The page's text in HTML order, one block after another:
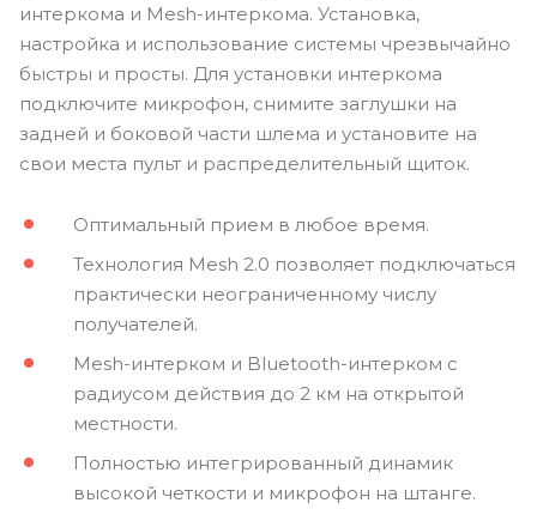
интеркома и Mesh-интеркома. Установка,
настройка и использование системы чрезвычайно
быстры и просты. Для установки интеркома
подключите микрофон, снимите заглушки на
задней и боковой части шлема и установите на
свои места пульт и распределительный щиток.
Оптимальный прием в любое время.
Технология Mesh 2.0 позволяет подключаться
практически неограниченному числу
получателей.
Mesh-интерком и Bluetooth-интерком с
радиусом действия до 2 км на открытой
местности.
Полностью интегрированный динамик
высокой четкости и микрофон на штанге.